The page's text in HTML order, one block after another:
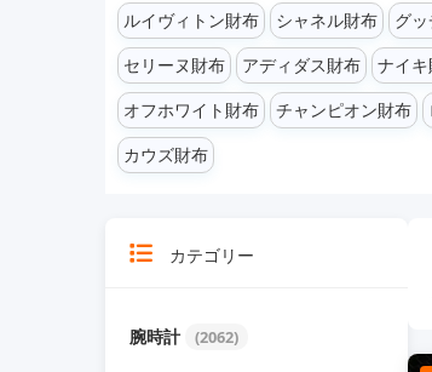
ルイヴィトン財布
シャネル財布 グ
セリーヌ財布
アディダス財布 ナイ
オフホワイト財布
チャンピオン財布
カウズ財布
カテゴリー
腕時計 (2062)